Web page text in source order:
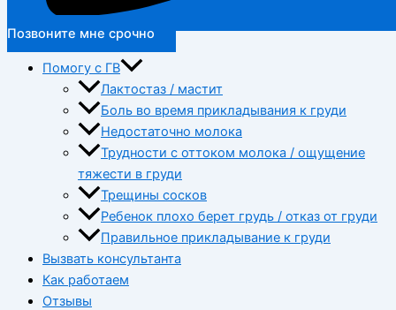
Позвоните мне срочно
Помогу с ГВ
Лактостаз / мастит
Боль во время прикладывания к груди
Недостаточно молока
Трудности с оттоком молока / ощущение
тяжести в груди
Трещины сосков
Ребенок плохо берет грудь / отказ от груди
Правильное прикладывание к груди
Вызвать консультанта
Как работаем
Отзывы